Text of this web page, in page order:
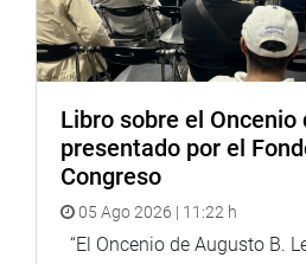
por su permanente
aseguró que desde donde esté
institución.
DESPACHO CONGRESAL
Libro sobre el Oncenio
presentado por el
Congreso
05 Ago 2026 | 11:22 h
“El Oncenio de Augusto B.